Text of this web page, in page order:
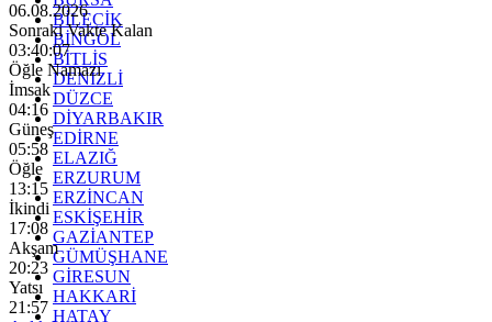
BİLECİK
BİNGÖL
BİTLİS
DENİZLİ
DÜZCE
DİYARBAKIR
EDİRNE
ELAZIĞ
ERZURUM
ERZİNCAN
ESKİŞEHİR
GAZİANTEP
GÜMÜŞHANE
GİRESUN
HAKKARİ
HATAY
06.08.2026
Sonraki Vakte Kalan
03:40:05
Öğle Namazı
İmsak
04:16
Güneş
05:58
Öğle
13:15
İkindi
17:08
Akşam
20:23
Yatsı
21:57